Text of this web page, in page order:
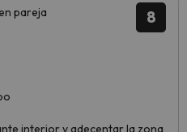
8
pareja
interior y adecentar la zona